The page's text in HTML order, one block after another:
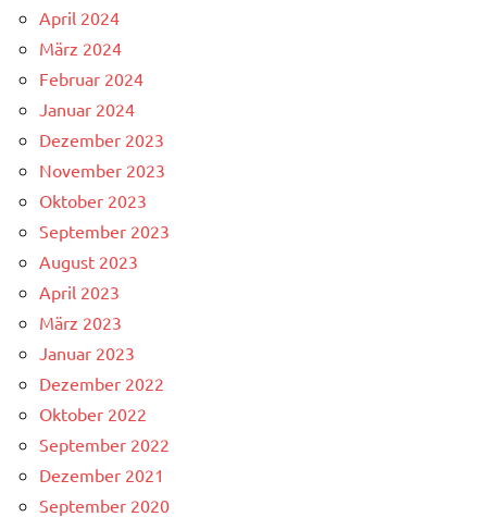
April 2024
März 2024
Februar 2024
Januar 2024
Dezember 2023
November 2023
Oktober 2023
September 2023
August 2023
April 2023
März 2023
Januar 2023
Dezember 2022
Oktober 2022
September 2022
Dezember 2021
September 2020